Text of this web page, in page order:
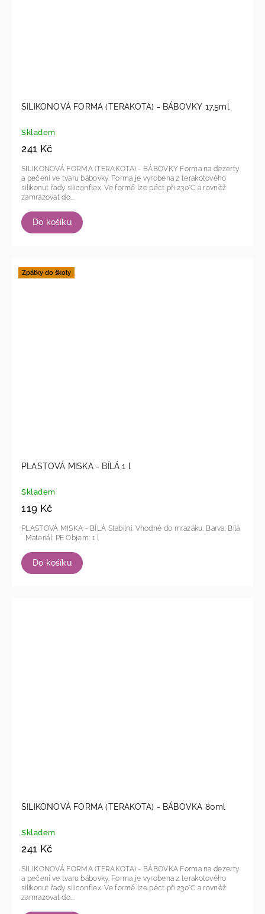
SILIKONOVÁ FORMA (TERAKOTA) - BÁBOVKY 17,5ml
Skladem
241 Kč
Do košíku
SILIKONOVÁ FORMA (TERAKOTA) - BÁBOVKY Forma na dezerty
a pečení ve tvaru bábovky. Forma je vyrobena z terakotového
silikonut řady siliconflex. Ve formě lze péct při 230°C a rovněž
zamrazovat do...
Zpátky do školy
PLASTOVÁ MISKA - BÍLÁ 1 l
Skladem
119 Kč
Do košíku
PLASTOVÁ MISKA - BÍLÁ Stabilní. Vhodné do mrazáku. Barva: Bílá
SILIKONOVÁ FORMA (TERAKOTA) - BÁBOVKA 80ml
Skladem
241 Kč
SILIKONOVÁ FORMA (TERAKOTA) - BÁBOVKA Forma na dezerty
a pečení ve tvaru bábovky. Forma je vyrobena z terakotového
silikonut řady siliconflex. Ve formě lze péct při 230°C a rovněž
zamrazovat do...